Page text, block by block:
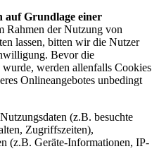
auf Grundlage einer
Rahmen der Nutzung von
lassen, bitten wir die Nutzer
Bevor die
werden allenfalls Cookies
Onlineangebotes unbedingt
Nutzungsdaten (z.B. besuchte
Zugriffszeiten),
(z.B. Geräte-Informationen, IP-